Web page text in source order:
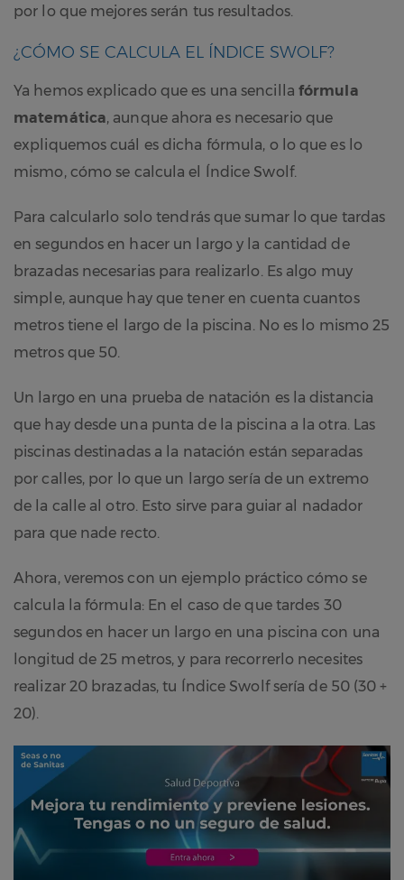
por lo que mejores serán tus resultados.
¿CÓMO SE CALCULA EL ÍNDICE SWOLF?
Ya hemos explicado que es una sencilla fórmula
matemática, aunque ahora es necesario que
expliquemos cuál es dicha fórmula, o lo que es lo
mismo, cómo se calcula el Índice Swolf.
Para calcularlo solo tendrás que sumar lo que tardas
en segundos en hacer un largo y la cantidad de
brazadas necesarias para realizarlo. Es algo muy
simple, aunque hay que tener en cuenta cuantos
metros tiene el largo de la piscina. No es lo mismo 25
metros que 50.
Un largo en una prueba de natación es la distancia
que hay desde una punta de la piscina a la otra. Las
piscinas destinadas a la natación están separadas
por calles, por lo que un largo sería de un extremo
de la calle al otro. Esto sirve para guiar al nadador
para que nade recto.
Ahora, veremos con un ejemplo práctico cómo se
calcula la fórmula: En el caso de que tardes 30
segundos en hacer un largo en una piscina con una
longitud de 25 metros, y para recorrerlo necesites
realizar 20 brazadas, tu Índice Swolf sería de 50 (30 +
20).